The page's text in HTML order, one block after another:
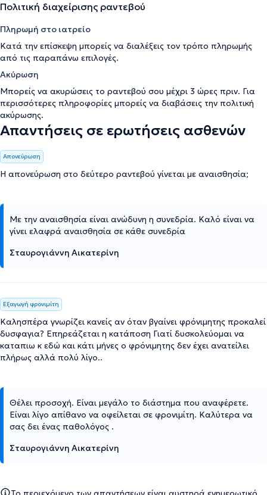
Πολιτική διαχείρισης ραντεβού
Πληρωμή στο ιατρείο
Κατά την επίσκεψη μπορείς να διαλέξεις τον τρόπο πληρωμής
από τις παραπάνω επιλογές.
Ακύρωση
Μπορείς να ακυρώσεις το ραντεβού σου μέχρι 3 ώρες πριν. Για
περισσότερες πληροφορίες μπορείς να διαβάσεις την πολιτική
ακύρωσης.
Απαντήσεις σε ερωτήσεις ασθενών
Απονεύρωση
Η απονεύρωση στο δεύτερο ραντεβού γίνεται με αναισθησία;
Με την αναισθησία είναι ανώδυνη η συνεδρία. Καλό είναι να
γίνει ελαφρά αναισθησία σε κάθε συνεδρία
Σταυρογιάννη Αικατερίνη
Εξαγωγή φρονιμίτη
Καλησπέρα γνωρίζει κανείς αν όταν βγαίνει φρόνιμητης προκαλεί
δυσφαγια? Επηρεάζεται η κατάποση Γιατί δυσκολεύομαι να
καταπιω κ εδώ και κάτι μήνες ο φρόνιμητης δεν έχει ανατείλει
πλήρως αλλά πολύ λίγο..
Θέλει προσοχή. Είναι μεγάλο το διάστημα που αναφέρετε.
Είναι λίγο απίθανο να οφείλεται σε φρονιμίτη. Καλύτερα να
σας δει ένας παθολόγος .
Σταυρογιάννη Αικατερίνη